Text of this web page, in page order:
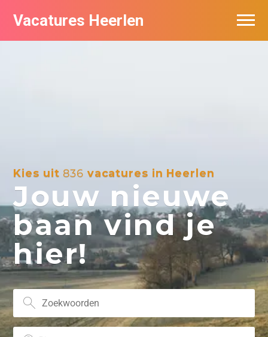
Vacatures Heerlen
Kies uit 836 vacatures in Heerlen
Jouw nieuwe
baan vind je
hier!
Vacatures per bedrijf in Heerlen